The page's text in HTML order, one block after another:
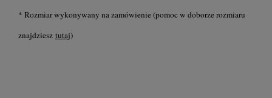
* Rozmiar wykonywany na zamówienie (pomoc w doborze rozmiaru
znajdziesz tutaj)